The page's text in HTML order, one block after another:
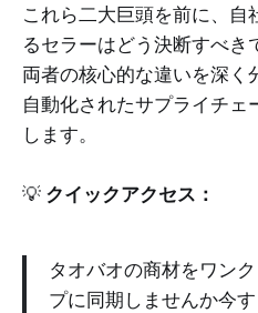
これら二大巨頭を前に、自
るセラーはどう決断すべき
両者の核心的な違いを深く
自動化されたサプライチ
します。
💡 クイックアクセス：
タオバオの商材をワン
プに同期しませんか今